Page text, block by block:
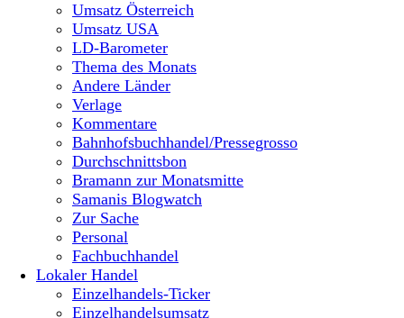
Umsatz Österreich
Umsatz USA
LD-Barometer
Thema des Monats
Andere Länder
Verlage
Kommentare
Bahnhofsbuchhandel/Pressegrosso
Durchschnittsbon
Bramann zur Monatsmitte
Samanis Blogwatch
Zur Sache
Personal
Fachbuchhandel
Lokaler Handel
Einzelhandels-Ticker
Einzelhandelsumsatz